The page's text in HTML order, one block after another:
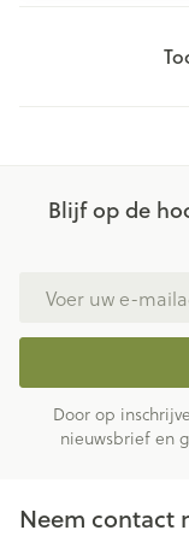
Blijf op de
Door op
nieuwsbrief en
Neem contact